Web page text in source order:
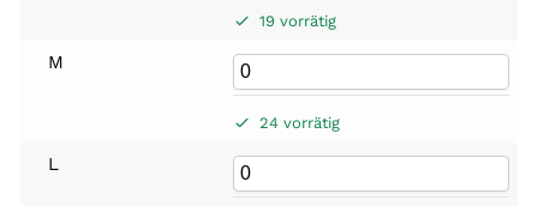
19 vorrätig
M
24 vorrätig
L